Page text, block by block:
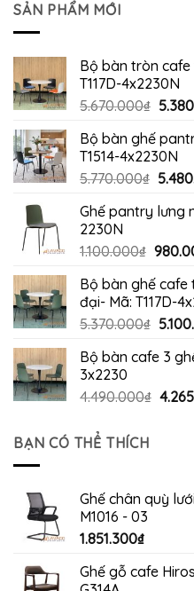
SẢN PHẨM MỚI
Bộ bàn tròn cafe
T117D-4x2230N
5.670.000₫ Giá
là:
Bộ bàn ghế
T1514-4x2230N
5.770.000₫ Giá
là:
Ghế pantry lưng
2230N
1.100.000₫ Giá
là:
Bộ bàn ghế cafe
đại- Mã: T117D-
5.370.000₫ Giá
là:
Bộ bàn cafe 3
3x2230
4.490.000₫ Giá
BẠN CÓ THỂ THÍCH
Ghế chân quỳ
M1016 - 03
1.851.300₫
Ghế gỗ cafe